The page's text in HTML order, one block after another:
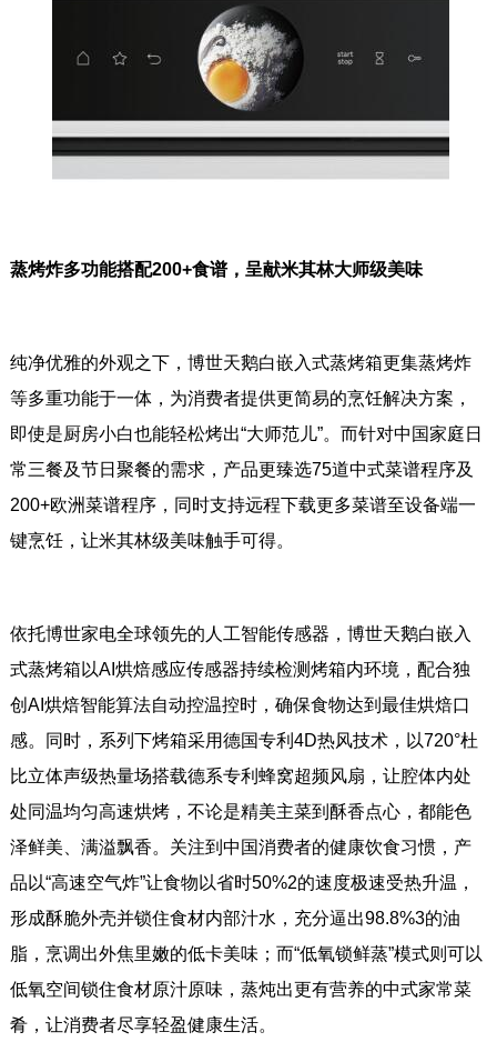
蒸烤炸多功能搭配200+食谱，呈献米其林大师级美味
纯净优雅的外观之下，博世天鹅白嵌入式蒸烤箱更集蒸烤炸
等多重功能于一体，为消费者提供更简易的烹饪解决方案，
即使是厨房小白也能轻松烤出“大师范儿”。而针对中国家庭日
常三餐及节日聚餐的需求，产品更臻选75道中式菜谱程序及
200+欧洲菜谱程序，同时支持远程下载更多菜谱至设备端一
键烹饪，让米其林级美味触手可得。
依托博世家电全球领先的人工智能传感器，博世天鹅白嵌入
式蒸烤箱以AI烘焙感应传感器持续检测烤箱内环境，配合独
创AI烘焙智能算法自动控温控时，确保食物达到最佳烘焙口
感。同时，系列下烤箱采用德国专利4D热风技术，以720°杜
比立体声级热量场搭载德系专利蜂窝超频风扇，让腔体内处
处同温均匀高速烘烤，不论是精美主菜到酥香点心，都能色
泽鲜美、满溢飘香。关注到中国消费者的健康饮食习惯，产
品以“高速空气炸”让食物以省时50%2的速度极速受热升温，
形成酥脆外壳并锁住食材内部汁水，充分逼出98.8%3的油
脂，烹调出外焦里嫩的低卡美味；而“低氧锁鲜蒸”模式则可以
低氧空间锁住食材原汁原味，蒸炖出更有营养的中式家常菜
肴，让消费者尽享轻盈健康生活。